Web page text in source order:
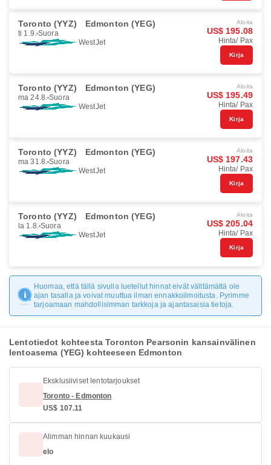
Toronto (YYZ) Edmonton (YEG)
ti 1.9. Suora
WestJet
Aloita
US$ 195.08
Hinta/ Pax
Kirja
Toronto (YYZ) Edmonton (YEG)
ma 24.8. Suora
WestJet
Aloita
US$ 195.49
Hinta/ Pax
Kirja
Toronto (YYZ) Edmonton (YEG)
ma 31.8. Suora
WestJet
Aloita
US$ 197.43
Hinta/ Pax
Kirja
Toronto (YYZ) Edmonton (YEG)
la 1.8. Suora
WestJet
Aloita
US$ 205.04
Hinta/ Pax
Kirja
Huomaa, että tällä sivulla luetellut hinnat eivät välttämättä ole
ajan tasalla ja voivat muuttua ilman ennakkoilmoitusta. Pyrimme
tarjoamaan mahdollisimman tarkkoja ja ajantasaisia tietoja.
Lentotiedot kohteesta Toronton Pearsonin kansainvälinen
lentoasema (YEG) kohteeseen Edmonton
Eksklusiiviset lentotarjoukset
Toronto - Edmonton
US$ 107.11
Alimman hinnan kuukausi
elo